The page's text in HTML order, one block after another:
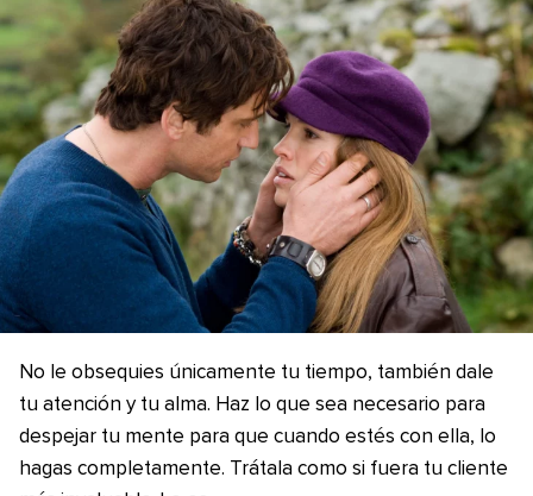
No le obsequies únicamente tu tiempo, también dale
tu atención y tu alma. Haz lo que sea necesario para
despejar tu mente para que cuando estés con ella, lo
hagas completamente. Trátala como si fuera tu cliente